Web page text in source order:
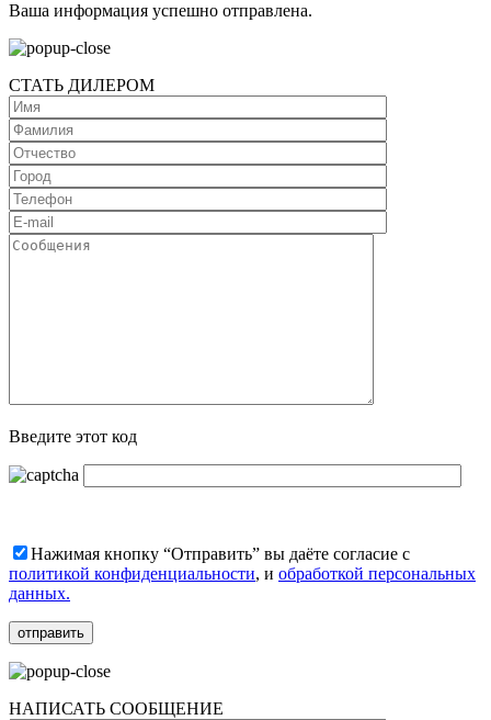
Ваша информация успешно отправлена.
СТАТЬ ДИЛЕРОМ
Введите этот код
Нажимая кнопку “Отправить” вы даёте согласие с
политикой конфиденциальности, и обработкой персональных
данных.
НАПИСАТЬ СООБЩЕНИЕ